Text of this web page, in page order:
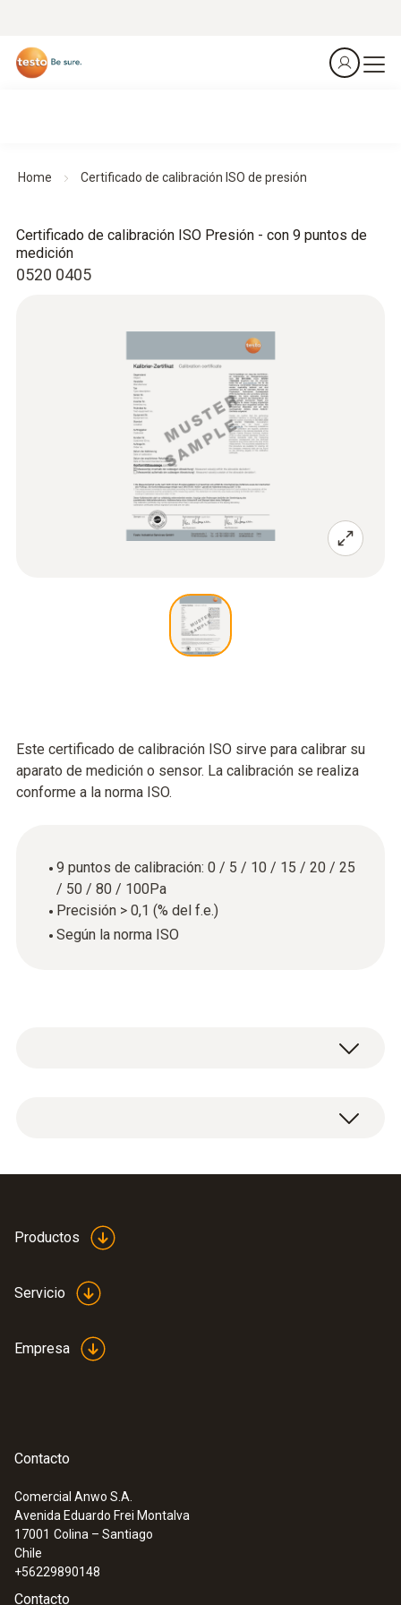
Home Certificado de calibración ISO de presión
0520 0405
Certificado de calibración ISO Presión - con 9 puntos de
medición
Este certificado de calibración ISO sirve para calibrar su
aparato de medición o sensor. La calibración se realiza
conforme a la norma ISO.
9 puntos de calibración: 0 / 5 / 10 / 15 / 20 / 25
/ 50 / 80 / 100Pa
Precisión > 0,1 (% del f.e.)
Según la norma ISO
Certificado de calibración ISO Presión con 9
:0560 5210
testo 521-1 - Manómetro diferencial
(0,2 % del f.e.)
Productos
Servicio
Empresa
Contacto
Comercial Anwo S.A.
Avenida Eduardo Frei Montalva
17001 Colina – Santiago
Chile
+56229890148
Contacto